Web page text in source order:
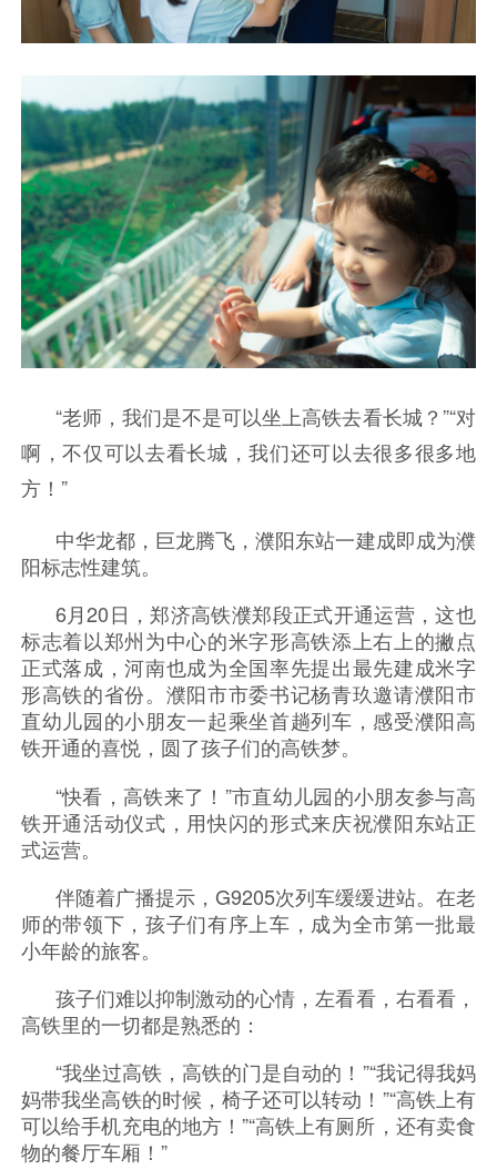
“老师，我们是不是可以坐上高铁去看长城？”“对
啊，不仅可以去看长城，我们还可以去很多很多地
方！”
中华龙都，巨龙腾飞，濮阳东站一建成即成为濮
阳标志性建筑。
6月20日，郑济高铁濮郑段正式开通运营，这也
标志着以郑州为中心的米字形高铁添上右上的撇点
正式落成，河南也成为全国率先提出最先建成米字
形高铁的省份。濮阳市市委书记杨青玖邀请濮阳市
直幼儿园的小朋友一起乘坐首趟列车，感受濮阳高
铁开通的喜悦，圆了孩子们的高铁梦。
“快看，高铁来了！”市直幼儿园的小朋友参与高
铁开通活动仪式，用快闪的形式来庆祝濮阳东站正
式运营。
伴随着广播提示，G9205次列车缓缓进站。在老
师的带领下，孩子们有序上车，成为全市第一批最
小年龄的旅客。
孩子们难以抑制激动的心情，左看看，右看看，
高铁里的一切都是熟悉的：
“我坐过高铁，高铁的门是自动的！”“我记得我妈
妈带我坐高铁的时候，椅子还可以转动！”“高铁上有
可以给手机充电的地方！”“高铁上有厕所，还有卖食
物的餐厅车厢！”